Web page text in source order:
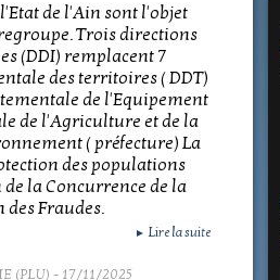
de l'Ain sont l'objet
Trois directions
(DDI) remplacent 7
des territoires ( DDT)
de l'Equipement
de l'Agriculture et de la
( préfecture) La
des populations
la Concurrence de la
Fraudes.
► Lire la suite
(PLU) - 17/11/2025